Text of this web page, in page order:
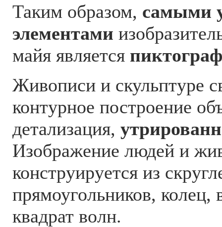
Таким образом, самыми
элементами
майя является
Живописи и скульптуре
контурное построение
детализация,
Изображение людей и
конструируется из
прямоугольников, колец,
квадрат волн.